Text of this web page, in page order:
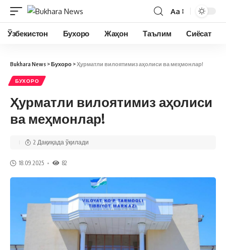
Aa
Ўзбекистон Бухоро Жаҳон Таълим Сиёсат
Bukhara News >Бухоро >Ҳурматли вилоятимиз аҳолиси ва меҳмонлар!
БУХОРО
Ҳурматли вилоятимиз аҳолиси
ва меҳмонлар!
18.09.2025 82
2 Дақиқада ўқилади